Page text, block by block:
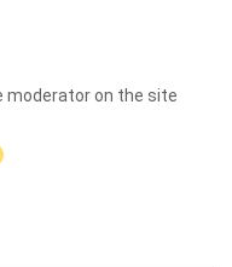
moderator on the site